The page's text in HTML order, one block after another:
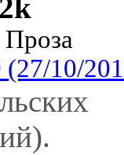
Проза
10/